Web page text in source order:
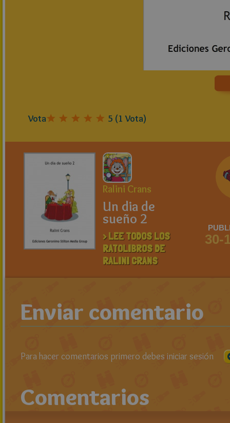
Vota 5 (1 Vota)
Ralini Crans
Un dia de
sueño 2
> LEE TODOS LOS
RATOLIBROS DE
RALINI CRANS
30-
Enviar comentario
Para hacer comentarios primero debes iniciar sesión
Comentarios